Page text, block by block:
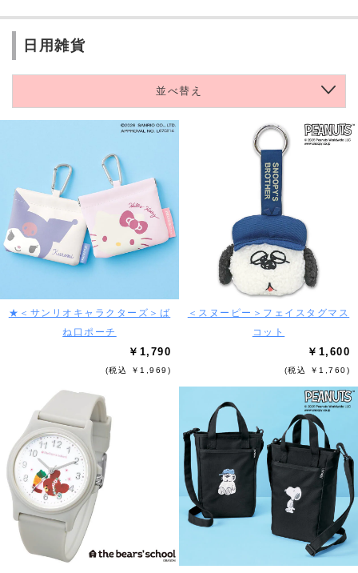
日用雑貨
並べ替え
★＜サンリオキャラクターズ＞ば
ね口ポーチ
￥1,790
(税込 ￥1,969)
＜スヌーピー＞フェイスタグマス
コット
￥1,600
(税込 ￥1,760)